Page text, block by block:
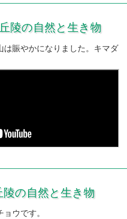
陵の自然と生き物
は賑やかになりました。キマダ
の自然と生き物
ウです。